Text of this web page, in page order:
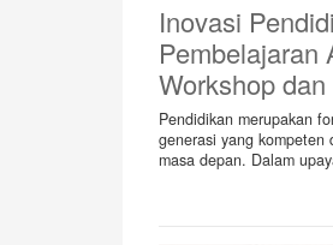
Inovasi
Pembelajaran
Workshop
Pendidikan merupakan
generasi yang kompeten
masa depan. Dalam